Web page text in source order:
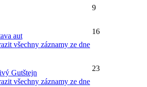
9
aut
všechny záznamy ze dne
16
Gutštejn
všechny záznamy ze dne
23